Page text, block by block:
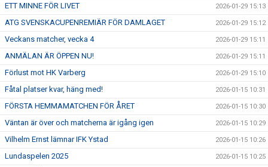
ETT MINNE FÖR LIVET 2026-01-29 15:13
ATG SVENSKACUPENREMIÄR FÖR DAMLAGET 2026-01-29 15:12
Veckans matcher, vecka 4 2026-01-29 15:11
ANMÄLAN ÄR ÖPPEN NU! 2026-01-29 15:11
Förlust mot HK Varberg 2026-01-29 15:10
Fåtal platser kvar, häng med! 2026-01-15 10:31
FÖRSTA HEMMAMATCHEN FÖR ÅRET 2026-01-15 10:30
Väntan är över och matcherna är igång igen 2026-01-15 10:29
Vilhelm Ernst lämnar IFK Ystad 2026-01-15 10:26
Lundaspelen 2025 2026-01-15 10:25